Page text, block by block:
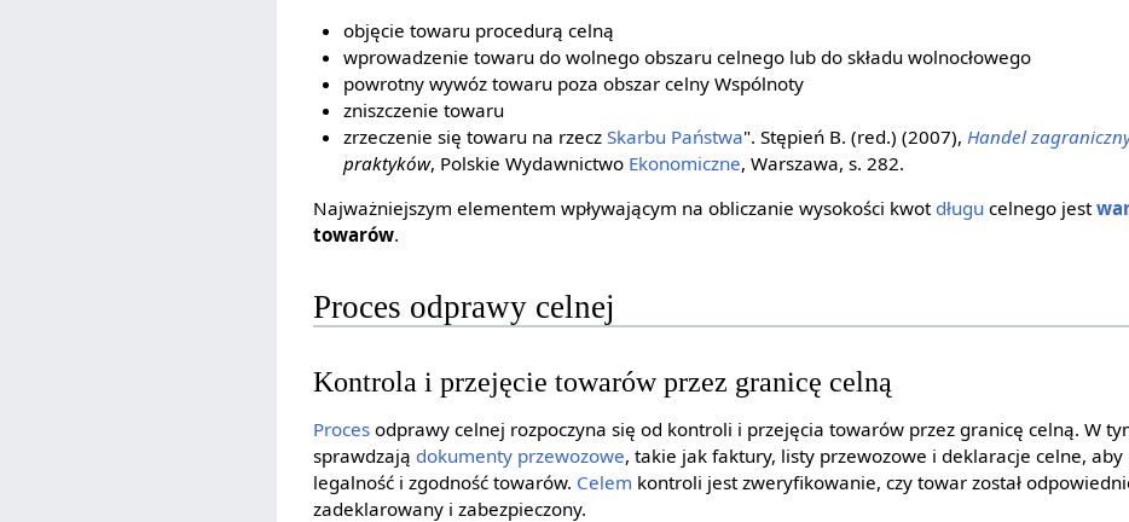
objęcie towaru procedurą celną
wprowadzenie towaru do wolnego obszaru celnego lub do składu wolnocłowego
powrotny wywóz towaru poza obszar celny Wspólnoty
zniszczenie towaru
zrzeczenie się towaru na rzecz Skarbu Państwa". Stępień B. (red.) (2007), Handel zagraniczny
praktyków, Polskie Wydawnictwo Ekonomiczne, Warszawa, s. 282.
Najważniejszym elementem wpływającym na obliczanie wysokości kwot długu celnego jest
towarów.
Proces odprawy celnej
Kontrola i przejęcie towarów przez granicę celną
Proces odprawy celnej rozpoczyna się od kontroli i przejęcia towarów przez granicę celną. W
sprawdzają dokumenty przewozowe, takie jak faktury, listy przewozowe i deklaracje celne,
legalność i zgodność towarów. Celem kontroli jest zweryfikowanie, czy towar został
zadeklarowany i zabezpieczony.